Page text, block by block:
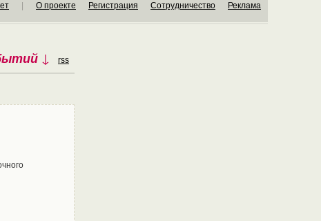
О проекте Регистрация Сотрудничество Реклама
↓ rss